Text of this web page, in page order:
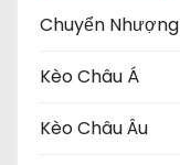
Chuyển Nhượng
Kèo Châu Á
Kèo Châu Âu